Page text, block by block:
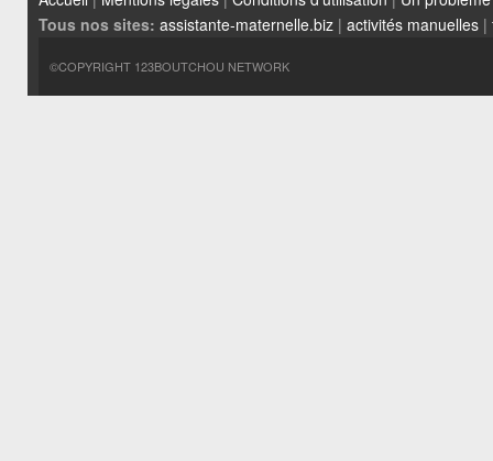
Tous nos sites: assistante-maternelle.biz | activités manuelles |
©COPYRIGHT 123BOUTCHOU NETWORK